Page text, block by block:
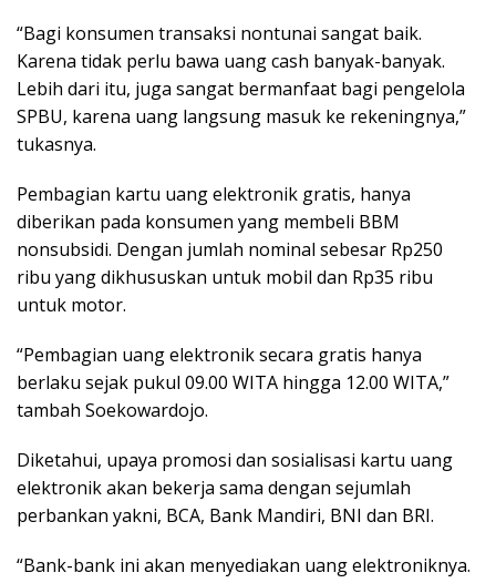
“Bagi konsumen transaksi nontunai sangat baik.
Karena tidak perlu bawa uang cash banyak-banyak.
Lebih dari itu, juga sangat bermanfaat bagi pengelola
SPBU, karena uang langsung masuk ke rekeningnya,”
tukasnya.
Pembagian kartu uang elektronik gratis, hanya
diberikan pada konsumen yang membeli BBM
nonsubsidi. Dengan jumlah nominal sebesar Rp250
ribu yang dikhususkan untuk mobil dan Rp35 ribu
untuk motor.
“Pembagian uang elektronik secara gratis hanya
berlaku sejak pukul 09.00 WITA hingga 12.00 WITA,”
tambah Soekowardojo.
Diketahui, upaya promosi dan sosialisasi kartu uang
elektronik akan bekerja sama dengan sejumlah
perbankan yakni, BCA, Bank Mandiri, BNI dan BRI.
“Bank-bank ini akan menyediakan uang elektroniknya.